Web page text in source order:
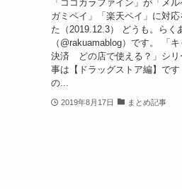
「ココカラファイン」が「メ
ガミペイ」「楽天ペイ」に対応
た（2019.12.3） どうも。らく
（@rakuamablog）です。 「
決済 どの店で使える？」シリ
事は【ドラッグストア編】で
の...
2019年8月17日 まとめ記事